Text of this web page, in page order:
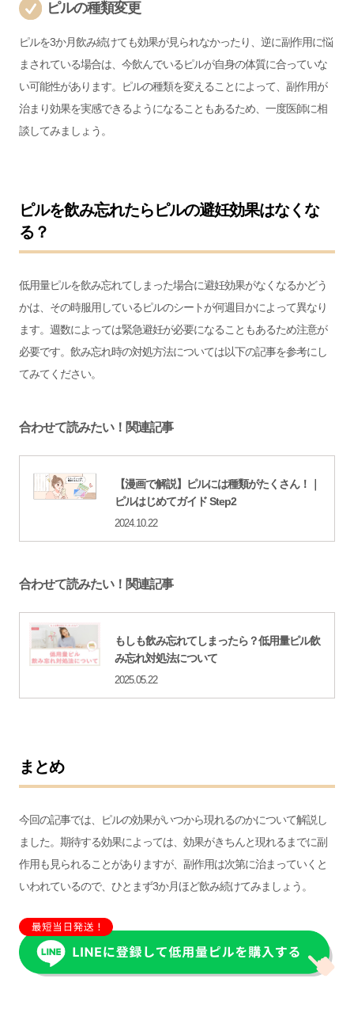
ピルの種類変更
ピルを3か月飲み続けても効果が見られなかったり、逆に副作用に悩
まされている場合は、今飲んでいるピルが自身の体質に合っていな
い可能性があります。ピルの種類を変えることによって、副作用が
治まり効果を実感できるようになることもあるため、一度医師に相
談してみましょう。
ピルを飲み忘れたらピルの避妊効果はなくな
る？
低用量ピルを飲み忘れてしまった場合に避妊効果がなくなるかどう
かは、その時服用しているピルのシートが何週目かによって異なり
ます。週数によっては緊急避妊が必要になることもあるため注意が
必要です。飲み忘れ時の対処方法については以下の記事を参考にし
てみてください。
合わせて読みたい！関連記事
【漫画で解説】ピルには種類がたくさん！｜
ピルはじめてガイド Step2
2024.10.22
合わせて読みたい！関連記事
もしも飲み忘れてしまったら？低用量ピル飲
み忘れ対処法について
2025.05.22
まとめ
今回の記事では、ピルの効果がいつから現れるのかについて解説し
ました。期待する効果によっては、効果がきちんと現れるまでに副
作用も見られることがありますが、副作用は次第に治まっていくと
いわれているので、ひとまず3か月ほど飲み続けてみましょう。